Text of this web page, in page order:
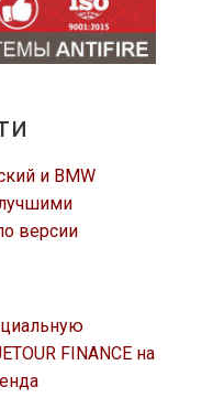
и BMW
версии
FINANCE на